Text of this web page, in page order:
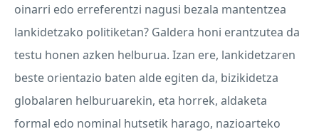
oinarri edo erreferentzi nagusi bezala mantentzea
lankidetzako politiketan? Galdera honi erantzutea da
testu honen azken helburua. Izan ere, lankidetzaren
beste orientazio baten alde egiten da, bizikidetza
globalaren helburuarekin, eta horrek, aldaketa
formal edo nominal hutsetik harago, nazioarteko